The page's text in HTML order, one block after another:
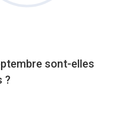
sont-elles
?